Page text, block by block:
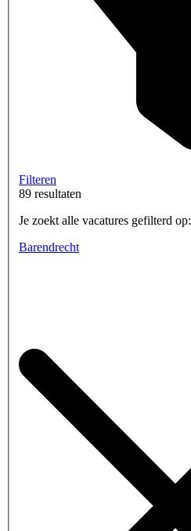
Filteren
89 resultaten
Je zoekt alle vacatures gefilterd op:
Barendrecht